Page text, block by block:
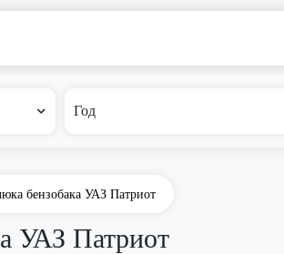
Год
бензобака УАЗ Патриот
УАЗ Патриот